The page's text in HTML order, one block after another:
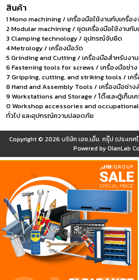
สินค้า
1 Mono machining / เครื่องมือใช้งานกับเครื่อง
2 Modular machining / ชุดเครื่องมือใช้งานกับ
3 Clamping technology / อุปกรณ์จับยึด
4 Metrology / เครื่องมือวัด
5 Grinding and Cutting / เครื่องมือสำหรับงา
6 Fastening tools for screws / เครื่องมือช่าง
7 Gripping, cutting, and striking tools / เค
8 Hand and Assembly Tools / เครื่องมือช่าง
9 Workstations and Storage / โต๊ะและตู้เก็บเ
0 Workshop accessories and
ทั่วไป และอุปกรณ์ความปลอดภัย
Copyright © 2026 บริษัท เอช.เอ็ม. กรุ๊ป (ประเทศ
Powered byOlanLab